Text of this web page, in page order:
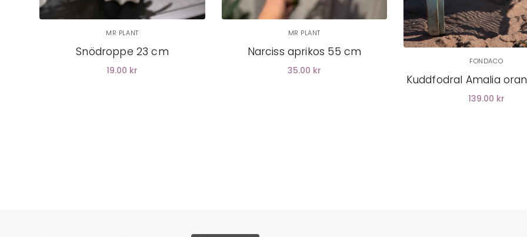
MR PLANT
Snödroppe 23 cm
19.00 kr
MR PLANT
Narciss aprikos 55 cm
35.00 kr
FONDACO
Kuddfodral Amalia
139.00 kr